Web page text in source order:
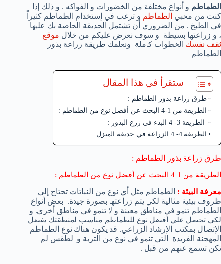
الطماطم و أنواع مختلفة من الخضورات و الفواكه . و ذلك إذا
كنت من محبي الطماطم و ترغب في إستخدام الطماطم كثيراً
في الطبخ . من الضروري أن تشتمل الحديقة الخاصة بك عليها
، و زراعتها بسيطة و سوف نعرض عليكم من خلال موقع
ثقف نفسك الخطوات كاملة ونعلمك طريقة زراعة بذور
الطماطم
ستقرأ في هذا المقال
طرق زراعة بذور الطماطم :
الطريقة من 1-4 البحث عن أفضل نوع من الطماطم :
الطريقة 3- 4 البدء في زرع البذور :
الطريقة 4- 4 الزراعة في حديقة المنزل :
طرق زراعة بذور الطماطم :
الطريقة من 1-4 البحث عن أفضل نوع من الطماطم :
معرفة البيئة : الطماطم مثل أي نوع من النباتات تحتاج إلي
ظروف بيئية مثالية لكي يتم زراعتها بصورة جيدة. بعض أنواع
الطماطم تنمو في مناطق معينة و لا تنمو في مناطق أخري. و
لكي تحصل علي أفضل نوع للطماطم مناسب لمنطقتك يفضل
الإتصال بمكتب الإرشاد الزراعي. قد يكون هناك نوع الطماطم
المهجنة الفريدة التي تنمو في نوع من التربة و الطقس لم
تكن تسمع عنهم من قبل .